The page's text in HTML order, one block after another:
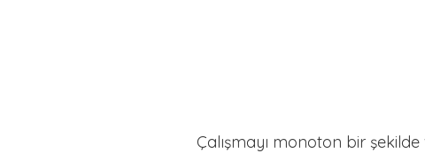
Çalışmayı monoton bir